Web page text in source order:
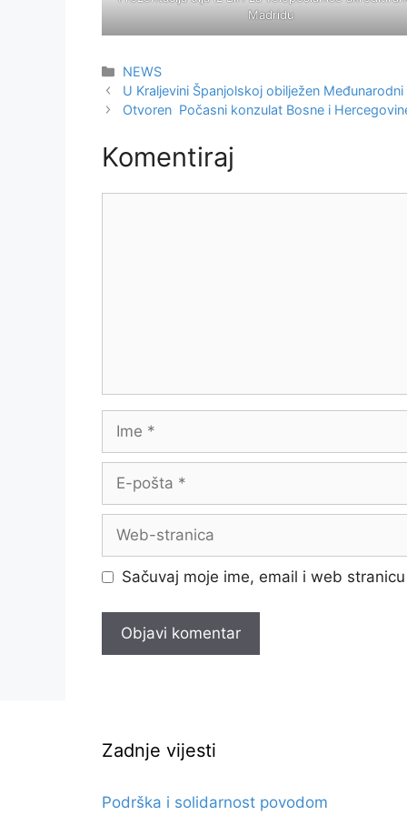
Madridu
Kategorije
NEWS
U Kraljevini Španjolskoj obilježen
Otvoren Počasni konzulat Bosne i
Komentiraj
Ime
pošta
Web-
Sačuvaj moje ime, email i web
Zadnje vijesti
Podrška i solidarnost povodom